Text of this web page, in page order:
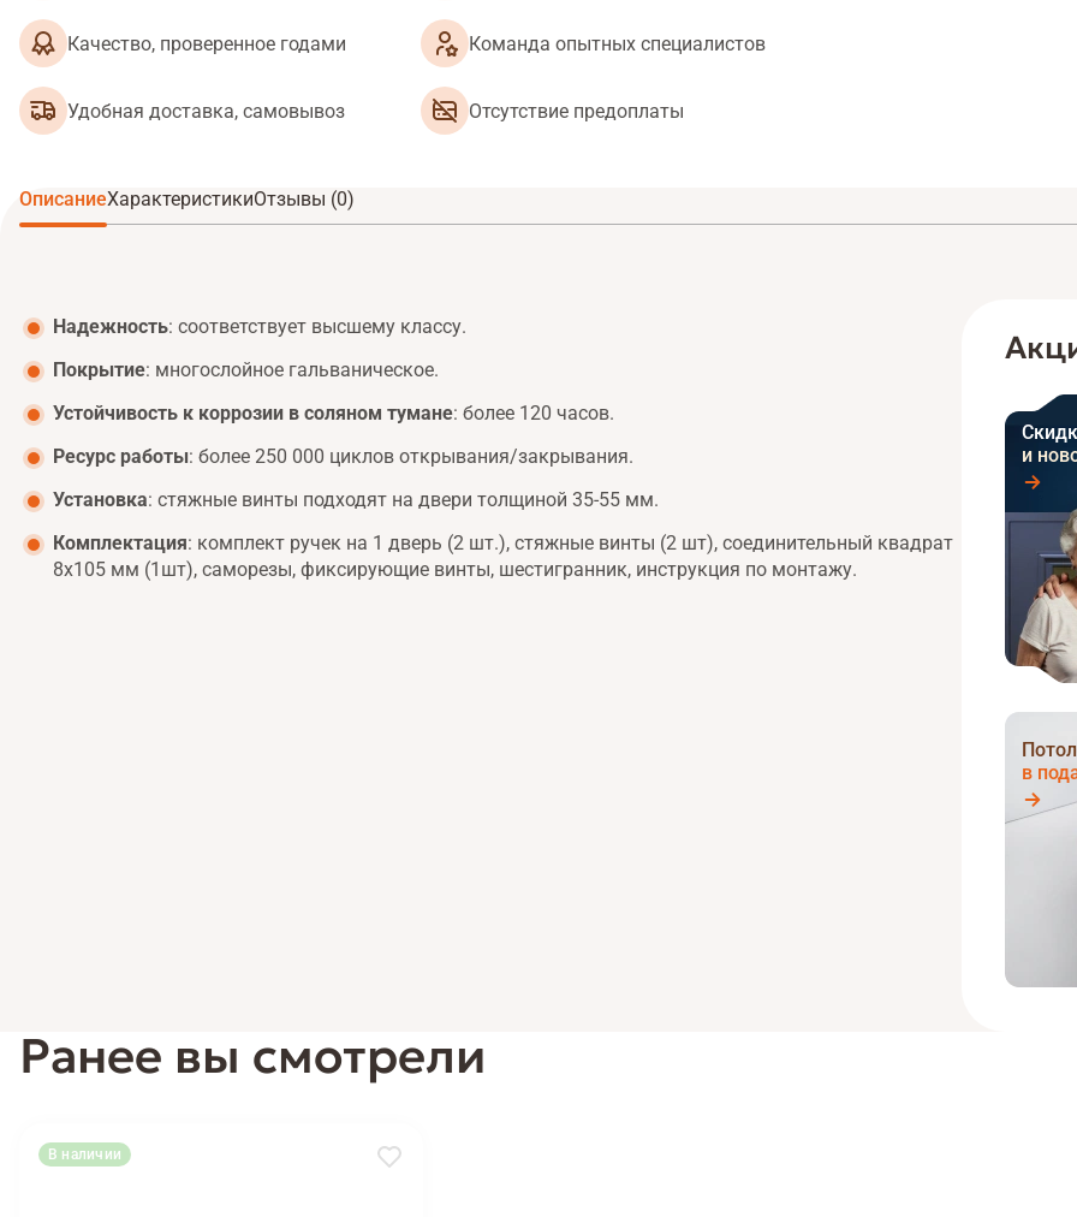
Качество, проверенное годами Команда опытных специалистов
Удобная доставка, самовывоз Отсутствие предоплаты
ОписаниеХарактеристикиОтзывы (0)
Надежность: соответствует высшему классу.
Покрытие: многослойное гальваническое.
Устойчивость к коррозии в соляном тумане: более 120 часов.
Ресурс работы: более 250 000 циклов открывания/закрывания.
Установка: стяжные винты подходят на двери толщиной 35-55 мм.
Комплектация: комплект ручек на 1 дверь (2 шт.), стяжные винты (2 шт), соединительный квадрат
8x105 мм (1шт), саморезы, фиксирующие винты, шестигранник, инструкция по монтажу.
и
в
Ранее вы смотрели
В наличии